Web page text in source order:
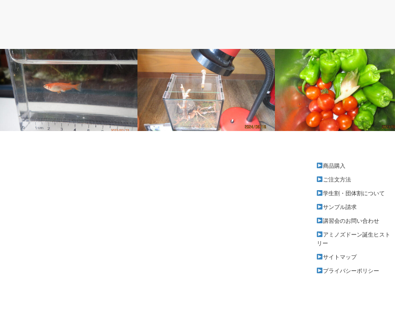
商品購入
ご注文方法
学生割・団体割について
サンプル請求
講習会のお問い合わせ
アミノズドーン誕生ヒスト
リー
サイトマップ
プライバシーポリシー